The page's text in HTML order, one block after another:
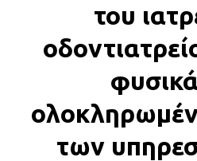
του
των